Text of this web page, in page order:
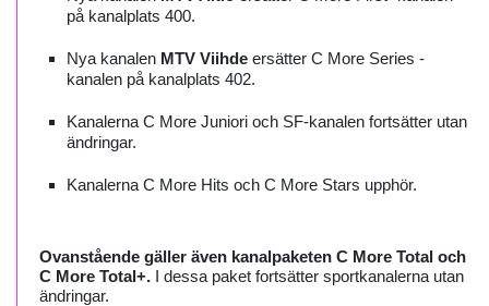
på kanalplats 400.
Nya kanalen MTV Viihde ersätter C More Series -
kanalen på kanalplats 402.
Kanalerna C More Juniori och SF-kanalen fortsätter utan
ändringar.
Kanalerna C More Hits och C More Stars upphör.
Ovanstående gäller även kanalpaketen C More Total och
C More Total+. I dessa paket fortsätter sportkanalerna utan
ändringar.